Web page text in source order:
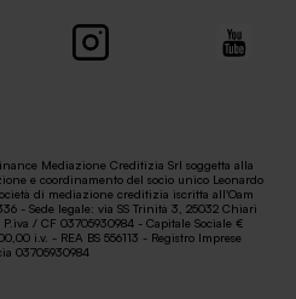
Mediazione Creditizia Srl soggetta alla
e coordinamento del socio unico Leonardo
di mediazione creditizia iscritta all'Oam
- Sede legale: via SS Trinità 3, 25032 Chiari
P.iva / CF 03705930984 - Capitale Sociale €
i.v. - REA BS 556113 - Registro Imprese
03705930984